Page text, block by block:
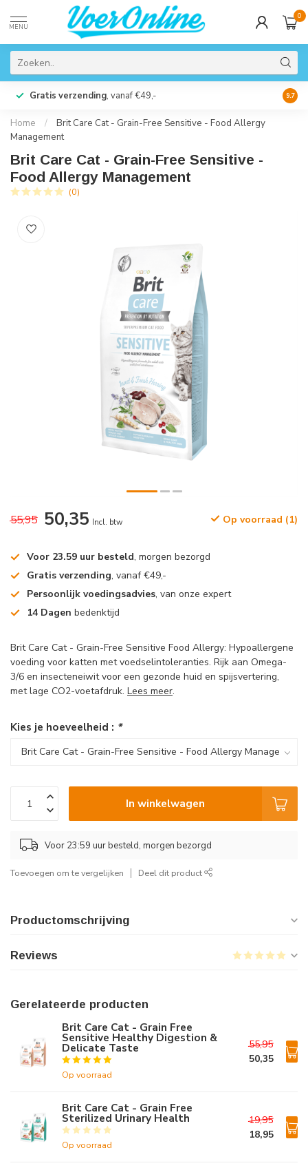
MENU
0
Gratis verzending, vanaf €49,- 9.7
Home /
Brit Care Cat - Grain-Free Sensitive - Food Allergy
Management
Brit Care Cat - Grain-Free Sensitive -
Food Allergy Management
(0)
55,95 50,35 Incl. btw Op voorraad (1)
Voor 23.59 uur besteld, morgen bezorgd
Gratis verzending, vanaf €49,-
Persoonlijk voedingsadvies, van onze expert
14 Dagen bedenktijd
Brit Care Cat - Grain-Free Sensitive Food Allergy: Hypoallergene
voeding voor katten met voedselintoleranties. Rijk aan Omega-
3/6 en insecteneiwit voor een gezonde huid en spijsvertering,
met lage CO2-voetafdruk. Lees meer.
Kies je hoeveelheid : *
In winkelwagen
Voor 23:59 uur besteld, morgen bezorgd
Toevoegen om te vergelijken Deel dit product
Productomschrijving
Reviews
Gerelateerde producten
Brit Care Cat - Grain Free
Sensitive Healthy Digestion &
Delicate Taste
Op voorraad
55,95
50,35
Brit Care Cat - Grain Free
Sterilized Urinary Health
Op voorraad
19,95
18,95